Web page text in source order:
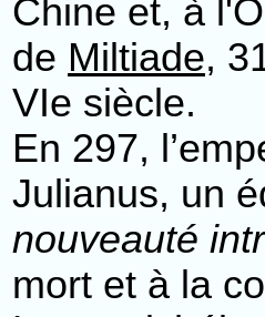
Chine et, à
de Miltiade,
VIe siècle.
En 297,
Julianus, un
nouveauté
mort et à la